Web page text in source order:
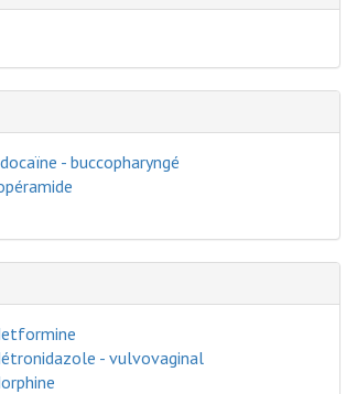
- buccopharyngé
- vulvovaginal